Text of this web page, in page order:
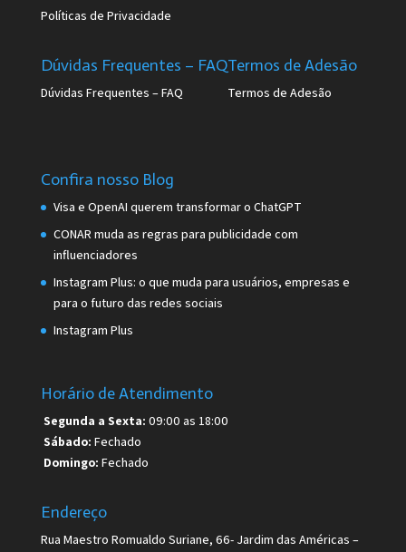
Políticas de Privacidade
Dúvidas Frequentes – FAQ
Dúvidas Frequentes – FAQ
Termos de Adesão
Termos de Adesão
Confira nosso Blog
Visa e OpenAI querem transformar o ChatGPT
CONAR muda as regras para publicidade com
influenciadores
Instagram Plus: o que muda para usuários, empresas e
para o futuro das redes sociais
Instagram Plus
Horário de Atendimento
Segunda a Sexta: 09:00 as 18:00
Sábado: Fechado
Domingo: Fechado
Endereço
Rua Maestro Romualdo Suriane, 66- Jardim das Américas –